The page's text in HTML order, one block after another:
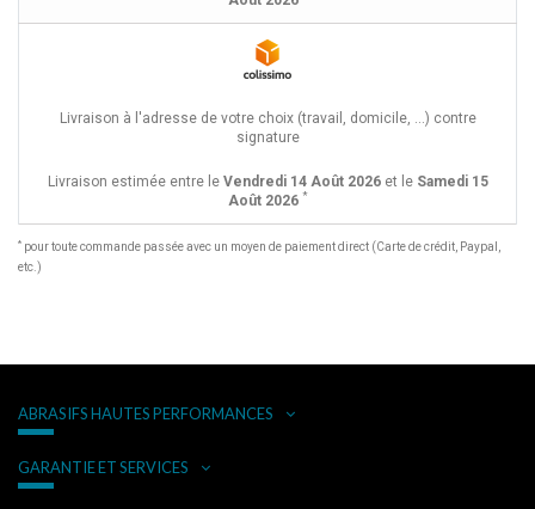
Livraison à l'adresse de votre choix (travail, domicile, ...) contre
signature
Livraison estimée entre le Vendredi 14 Août 2026et le Samedi 15
Août 2026 *
* pour toute commande passée avec un moyen de paiement direct (Carte de crédit, Paypal,
etc.)
ABRASIFS HAUTES PERFORMANCES
GARANTIE ET SERVICES